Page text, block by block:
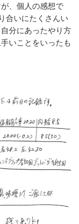
、個人の感想で
合いにたくさんい
分にあったやり方
いことをいったも